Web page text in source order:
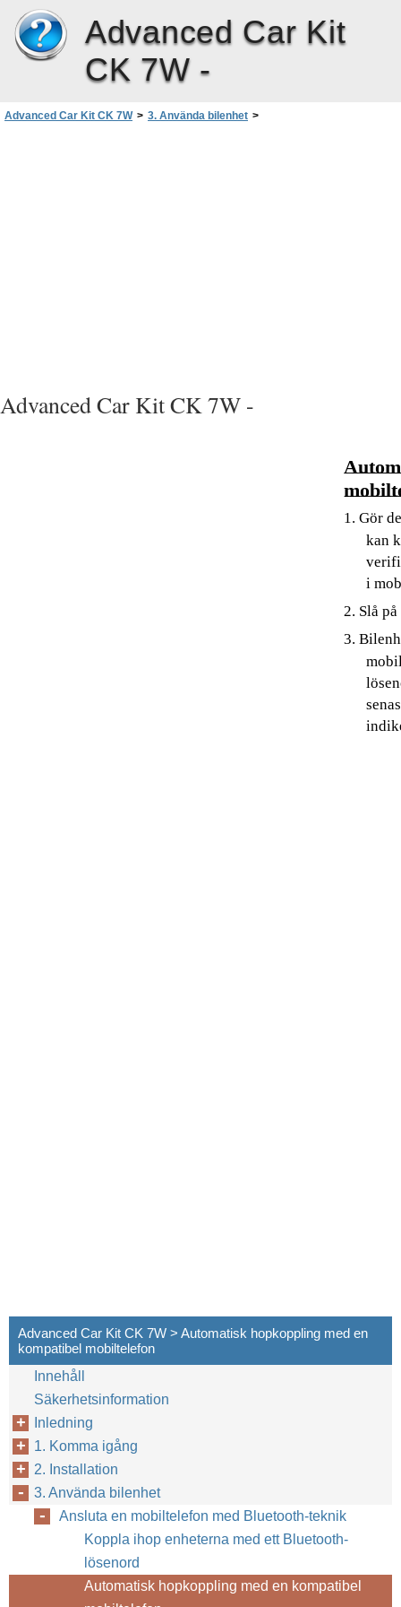
Advanced Car Kit
CK 7W -
Advanced Car Kit CK 7W > 3. Använda bilenhet >
Advanced Car Kit CK 7W -
1. Gör
kan
i
2. Slå
3.
Advanced Car Kit CK 7W > Automatisk hopkoppling med en
kompatibel mobiltelefon
Innehåll
Säkerhetsinformation
Inledning
1. Komma igång
2. Installation
3. Använda bilenhet
Ansluta en mobiltelefon med Bluetooth-teknik
Koppla ihop enheterna med ett Bluetooth-
lösenord
Automatisk hopkoppling med en kompatibel